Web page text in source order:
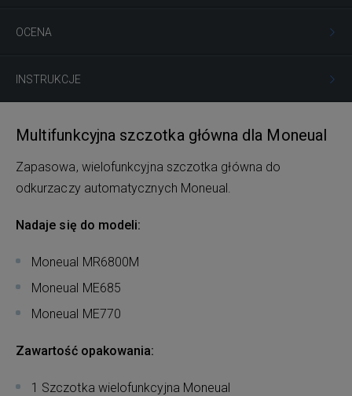
OCENA
INSTRUKCJE
Multifunkcyjna szczotka główna dla Moneual
Zapasowa, wielofunkcyjna szczotka główna do
odkurzaczy automatycznych Moneual.
Nadaje się do modeli:
Moneual MR6800M
Moneual ME685
Moneual ME770
Zawartość opakowania:
1 Szczotka wielofunkcyjna Moneual